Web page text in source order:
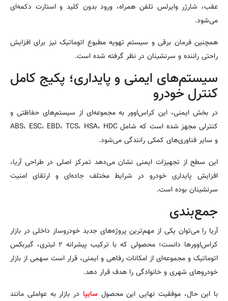
عقب، شارژر وایرلس تلفن همراه، ورود بدون کلید و استارت دکمه‌ای
می‌شود.
همچنین فرمان برقی و سیستم تهویه مطبوع اتوماتیک نیز برای افزایش
راحتی راننده و سرنشینان در نظر گرفته شده است.
سیستم‌های ایمنی و پایداری؛ پکیج کامل
کنترل خودرو
در بخش ایمنی، این کراس‌اوور به مجموعه‌ای از سیستم‌های حفاظتی و
کنترلی مجهز شده است که شامل ABS، ESC، EBD، TCS، HSA، HDC
و سایر فناوری‌های کمکی رانندگی می‌شود.
این سطح از تجهیزات ایمنی نشان می‌دهد تمرکز اصلی در طراحی آریا،
افزایش پایداری خودرو در شرایط مختلف جاده‌ای و ارتقای امنیت
سرنشینان بوده است.
جمع‌بندی
آریا را می‌توان یکی از مهم‌ترین پروژه‌های جدید خودروساز داخلی در بازار
کراس‌اوورها دانست؛ محصولی که با ترکیب پیشرانه ۲ لیتری، گیربکس
اتوماتیک و مجموعه‌ای از امکانات رفاهی و ایمنی، قرار است سهمی از بازار
خودروهای شهری و خانوادگی را هدف قرار دهد.
با این حال، موفقیت نهایی این محصولسایپا در بازار به عواملی مانند